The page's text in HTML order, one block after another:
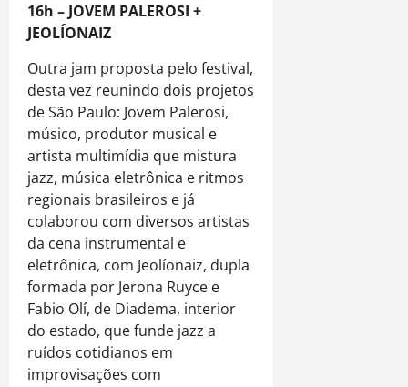
16h – JOVEM PALEROSI +
JEOLÍONAIZ
Outra jam proposta pelo festival,
desta vez reunindo dois projetos
de São Paulo: Jovem Palerosi,
músico, produtor musical e
artista multimídia que mistura
jazz, música eletrônica e ritmos
regionais brasileiros e já
colaborou com diversos artistas
da cena instrumental e
eletrônica, com Jeolíonaiz, dupla
formada por Jerona Ruyce e
Fabio Olí, de Diadema, interior
do estado, que funde jazz a
ruídos cotidianos em
improvisações com